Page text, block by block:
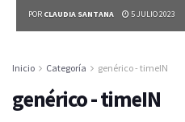
POR CLAUDIA SANTANA 5 JULIO 2023
Inicio Categoría genérico - timeIN
genérico - timeIN
¡El Plenilunio vuelve a